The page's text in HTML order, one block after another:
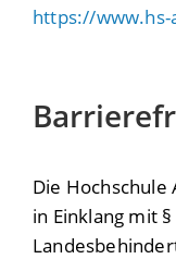
https://
Die
in Einklang mit